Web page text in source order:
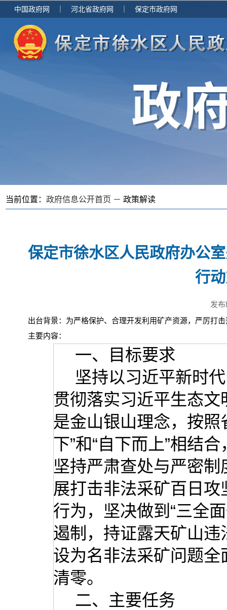
中国政府网 河北省政府网 保定市政府网
当前位置： 政府信息公开首页 － 政策解读
保定市徐水区人民政府办公
行
发
出台背景：为严格保护、合理开发利用矿产资源，严厉打
主要内容：
一、目标要求
坚持以习近平新时
贯彻落实习近平生态
是金山银山理念，按
下”和“自下而上”相结
坚持严肃查处与严密
展打击非法采矿百日
行为，坚决做到“三全
遏制，持证露天矿山
设为名非法采矿问题
清零。
二、主要任务